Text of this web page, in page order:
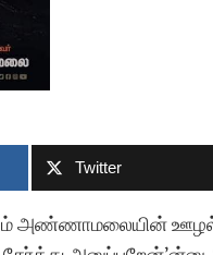
Twitter
அண்ணாமலையின் ஊழல்